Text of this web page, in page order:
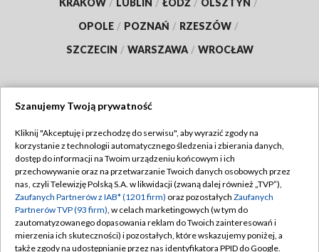
KRAKÓW / LUBLIN / ŁÓDŹ / OLSZTYN /
OPOLE / POZNAŃ / RZESZÓW /
SZCZECIN / WARSZAWA / WROCŁAW
TVP
Abonament TVP
Emisja w TVP
Centrum informacji TVP
Naziemna Telewizja Cyfrowa
Regulamin TVP
Polityka prywatności
Moje zgody
Pomoc
Szanujemy Twoją prywatność
Kliknij "Akceptuję i przechodzę do serwisu", aby wyrazić zgody na
korzystanie z technologii automatycznego śledzenia i zbierania danych,
dostęp do informacji na Twoim urządzeniu końcowym i ich
przechowywanie oraz na przetwarzanie Twoich danych osobowych przez
nas, czyli Telewizję Polską S.A. w likwidacji (zwaną dalej również „TVP”),
Zaufanych Partnerów z IAB* (1201 firm) oraz pozostałych Zaufanych
Partnerów TVP (93 firm), w celach marketingowych (w tym do
zautomatyzowanego dopasowania reklam do Twoich zainteresowań i
mierzenia ich skuteczności) i pozostałych, które wskazujemy poniżej, a
także zgody na udostępnianie przez nas identyfikatora PPID do Google.